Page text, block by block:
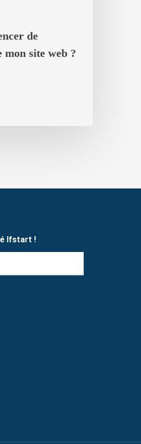
de
mon site web ?
Ifstart !